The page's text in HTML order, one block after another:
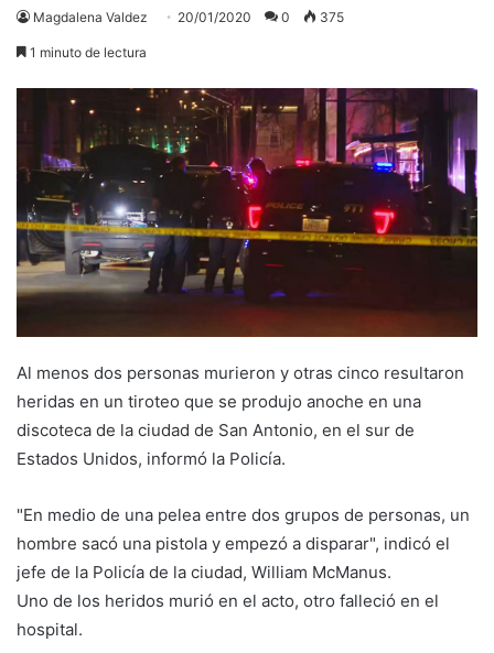
Magdalena Valdez 20/01/2020 0 375
1 minuto de lectura
Al menos dos personas murieron y otras cinco resultaron
heridas en un tiroteo que se produjo anoche en una
discoteca de la ciudad de San Antonio, en el sur de
Estados Unidos, informó la Policía.
"En medio de una pelea entre dos grupos de personas, un
hombre sacó una pistola y empezó a disparar", indicó el
jefe de la Policía de la ciudad, William McManus.
Uno de los heridos murió en el acto, otro falleció en el
hospital.